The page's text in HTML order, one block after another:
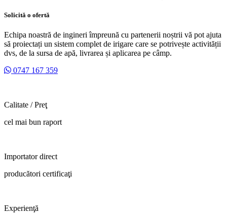
Solicită o ofertă
Echipa noastră de ingineri împreună cu partenerii noștrii vă pot ajuta
să proiectați un sistem complet de irigare care se potrivește activității
dvs, de la sursa de apă, livrarea și aplicarea pe câmp.
0747 167 359
Calitate / Preţ
cel mai bun raport
Importator direct
producători certificaţi
Experienţă